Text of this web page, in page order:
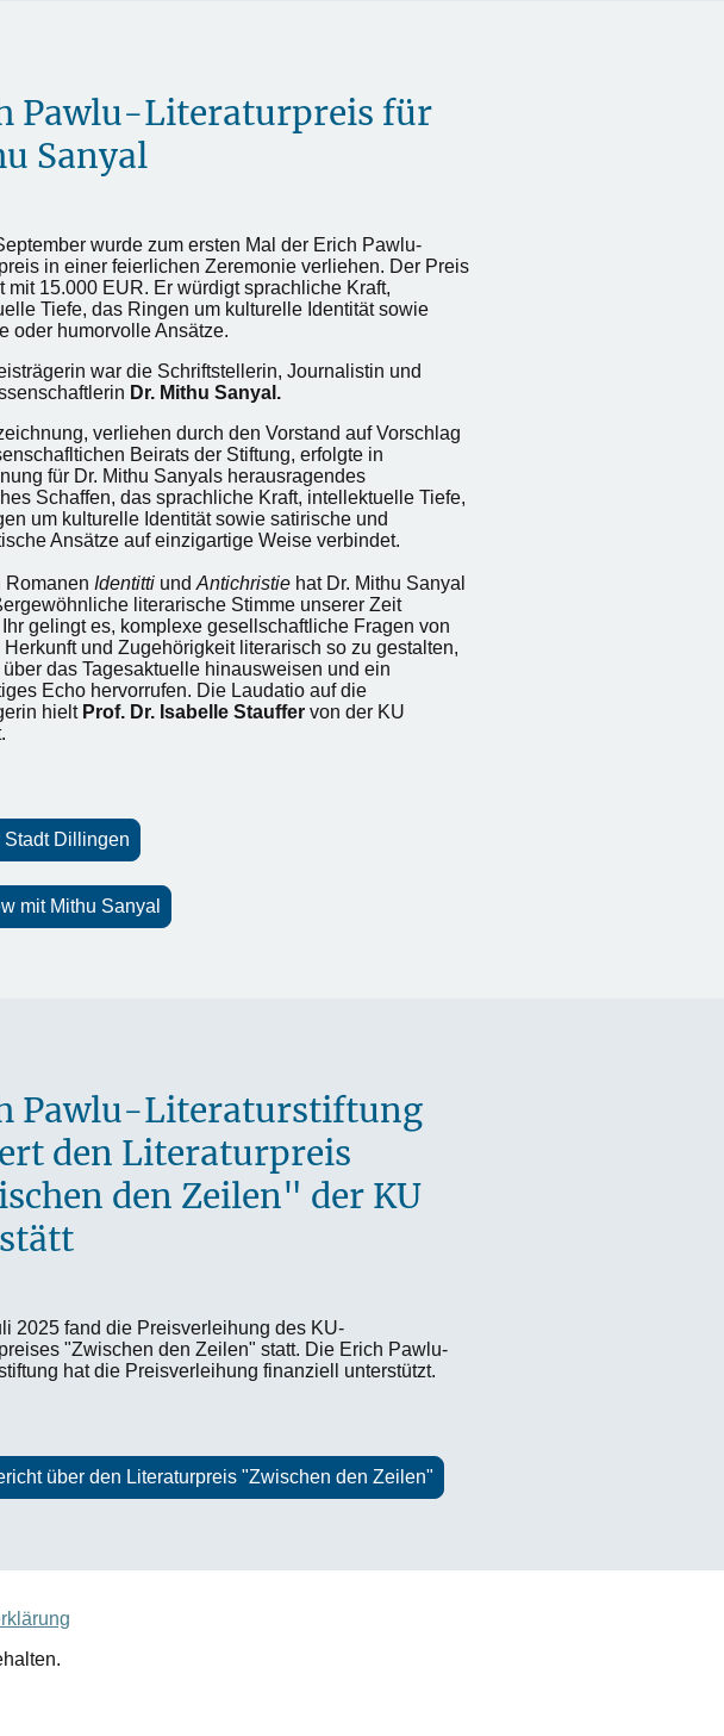
Pawlu-Literaturpreis für
Sanyal
wurde zum ersten Mal der Erich Pawlu-
in einer feierlichen Zeremonie verliehen. Der Preis
mit 15.000 EUR. Er würdigt sprachliche Kraft,
Tiefe, das Ringen um kulturelle Identität sowie
oder humorvolle Ansätze.
war die Schriftstellerin, Journalistin und
Dr. Mithu Sanyal.
verliehen durch den Vorstand auf Vorschlag
Beirats der Stiftung, erfolgte in
für Dr. Mithu Sanyals herausragendes
Schaffen, das sprachliche Kraft, intellektuelle Tiefe,
um kulturelle Identität sowie satirische und
Ansätze auf einzigartige Weise verbindet.
Romanen Identittiund Antichristiehat Dr. Mithu Sanyal
literarische Stimme unserer Zeit
gelingt es, komplexe gesellschaftliche Fragen von
Herkunft und Zugehörigkeit literarisch so zu gestalten,
das Tagesaktuelle hinausweisen und ein
Echo hervorrufen. Die Laudatio auf die
hielt Prof. Dr. Isabelle Stauffer von der KU
Stadt Dillingen
mit Mithu Sanyal
Pawlu-Literaturstiftung
den Literaturpreis
den Zeilen" der KU
2025 fand die Preisverleihung des KU-
"Zwischen den Zeilen" statt. Die Erich Pawlu-
hat die Preisverleihung finanziell unterstützt.
über den Literaturpreis "Zwischen den Zeilen"